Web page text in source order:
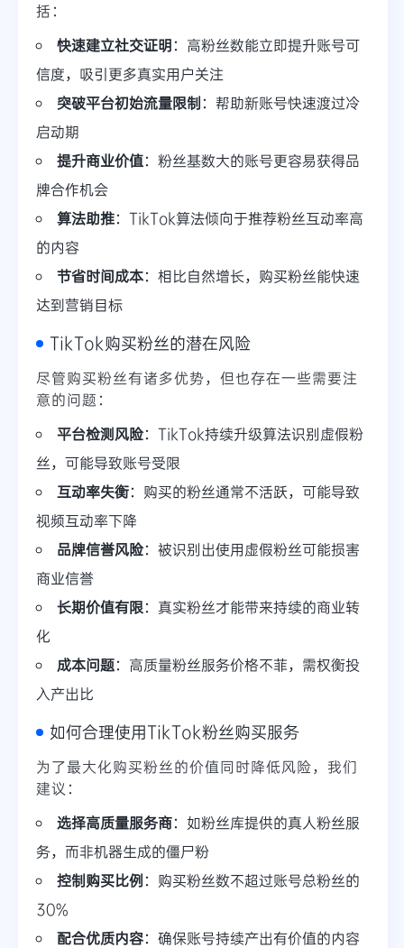
括：
快速建立社交证明：高粉丝数能立即提升账号可
信度，吸引更多真实用户关注
突破平台初始流量限制：帮助新账号快速渡过冷
启动期
提升商业价值：粉丝基数大的账号更容易获得品
牌合作机会
算法助推：TikTok算法倾向于推荐粉丝互动率高
的内容
节省时间成本：相比自然增长，购买粉丝能快速
达到营销目标
TikTok购买粉丝的潜在风险
尽管购买粉丝有诸多优势，但也存在一些需要注
意的问题：
平台检测风险：TikTok持续升级算法识别虚假粉
丝，可能导致账号受限
互动率失衡：购买的粉丝通常不活跃，可能导致
视频互动率下降
品牌信誉风险：被识别出使用虚假粉丝可能损害
商业信誉
长期价值有限：真实粉丝才能带来持续的商业转
化
成本问题：高质量粉丝服务价格不菲，需权衡投
入产出比
如何合理使用TikTok粉丝购买服务
为了最大化购买粉丝的价值同时降低风险，我们
建议：
选择高质量服务商：如粉丝库提供的真人粉丝服
务，而非机器生成的僵尸粉
控制购买比例：购买粉丝数不超过账号总粉丝的
30%
配合优质内容：确保账号持续产出有价值的内容